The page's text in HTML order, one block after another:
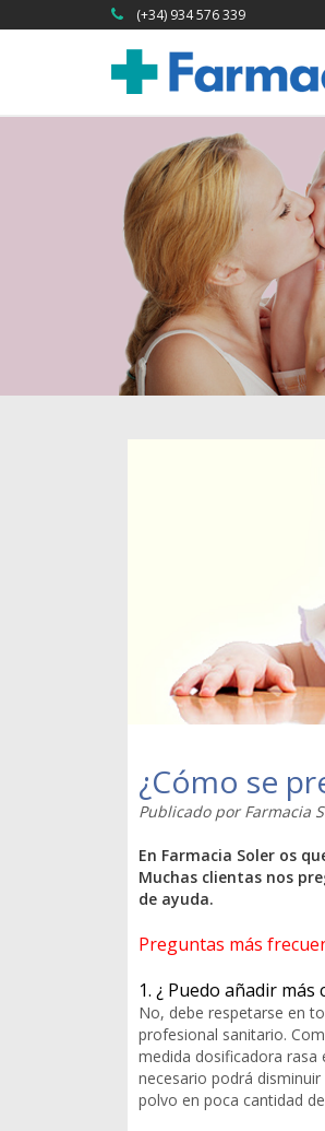
(+34) 934 576 339
¿Cómo se
Publicado porFarmacia
En Farmacia Soler os
Muchas clientas nos
de ayuda.
Preguntas más
1. ¿ Puedo añadir
No, debe respetarse en
profesional sanitario.
medida dosificadora rasa
necesario podrá
polvo en poca cantidad